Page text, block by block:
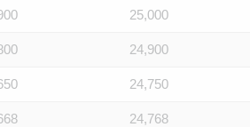
25,000
24,900
24,750
24,768